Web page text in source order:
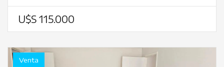
U$S 115.000
Venta